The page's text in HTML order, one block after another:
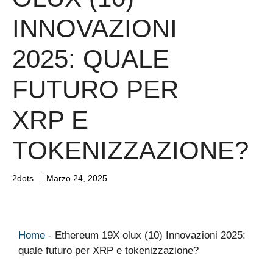
INNOVAZIONI
2025: QUALE
FUTURO PER
XRP E
TOKENIZZAZIONE?
2dots Marzo 24, 2025
Home - Ethereum 19X olux (10) Innovazioni 2025:
quale futuro per XRP e tokenizzazione?